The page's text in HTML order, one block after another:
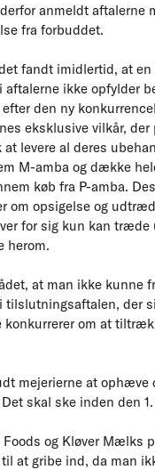
anmeldt aftalerne
fra forbuddet.
fandt imidlertid, at
aftalerne ikke opfylder
den ny
eksklusive vilkår, der
at levere al deres
M-amba og dække
køb fra P-amba.
om opsigelse og
for sig kun kan træde
herom.
at man ikke kunne
tilslutningsaftalen, der
konkurrerer om at
mejerierne at
skal ske inden den
Foods og Kløver Mælks
at gribe ind, da man